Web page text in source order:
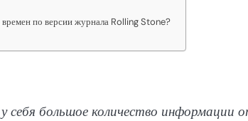
времен по версии журнала Rolling Stone?
себя большое количество информации